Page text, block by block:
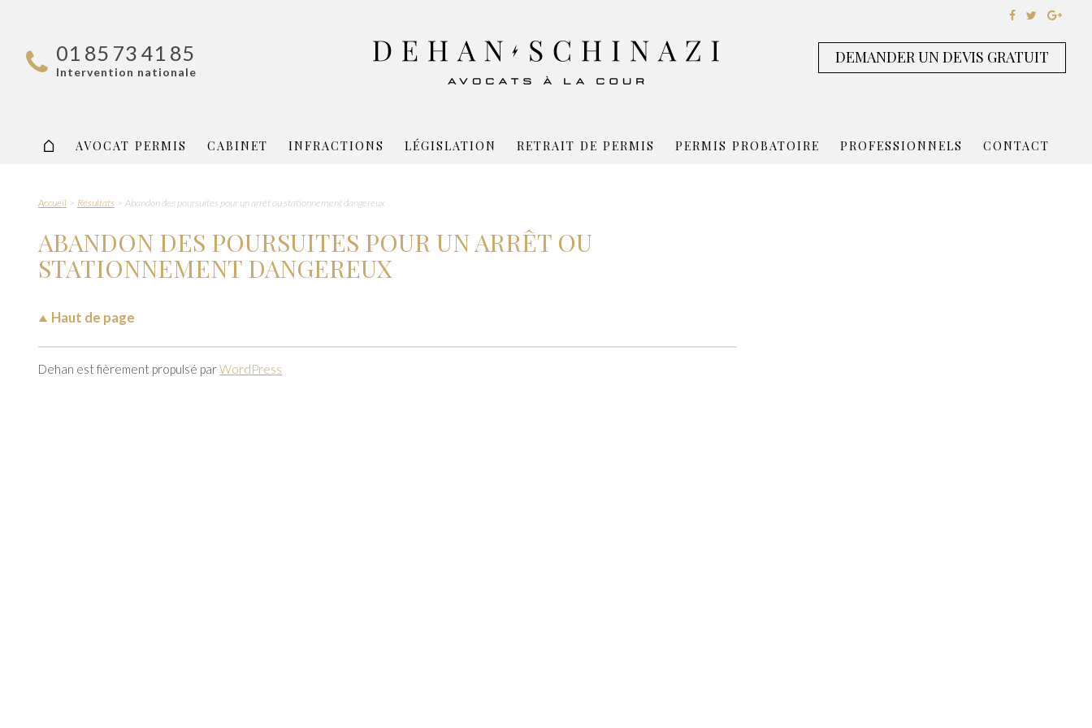
01 85 73 41 85
Intervention nationale
DEMANDER UN DEVIS GRATUIT
AVOCAT PERMIS CABINET INFRACTIONS LÉGISLATION RETRAIT DE PERMIS PERMIS PROBATOIRE PROFESSIONNELS CONTACT
Accueil Résultats Abandon des poursuites pour un arrêt ou stationnement dangereux
ABANDON DES POURSUITES POUR UN ARRÊT OU
STATIONNEMENT DANGEREUX
Haut de page
Dehan est fièrement propulsé parWordPress